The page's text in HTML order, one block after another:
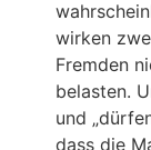
wirken
Fremden
belasten.
und
dass die